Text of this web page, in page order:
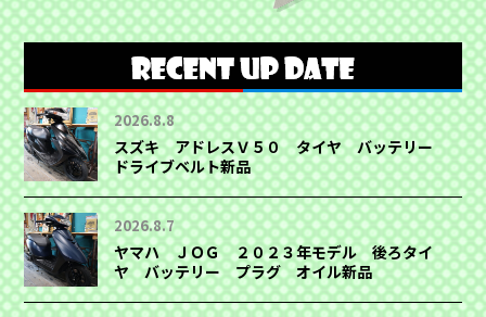
2026.8.8
スズキ アドレスＶ５０ タイヤ バッテリー
ドライブベルト新品
2026.8.7
ヤマハ ＪＯＧ ２０２３年モデル 後ろタイ
ヤ バッテリー プラグ オイル新品